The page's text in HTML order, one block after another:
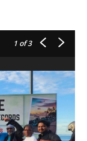
1 of 3